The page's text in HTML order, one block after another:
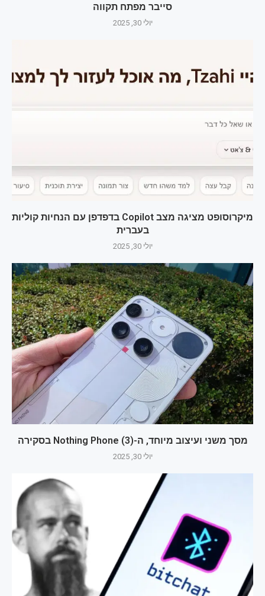
סייבר מפתח תקווה
יולי 30, 2025
מיקרוסופט מציגה מצב Copilot בדפדפן עם הנחיות קוליות
בעברית
יולי 30, 2025
מסך משני ועיצוב מיוחד, ה-Nothing Phone (3) בסקירה
יולי 30, 2025